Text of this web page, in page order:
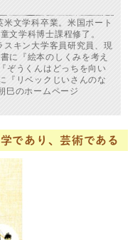
文学科卒業。米国ポート
文学科博士課程修了。
キン大学客員研究員、現
に『絵本のしくみを考え
ぞうくんはどっちを向い
『リベックじいさんのな
巳のホームページ
であり、芸術である